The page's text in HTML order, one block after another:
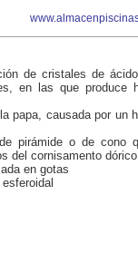
de cristales de
en las que produce
papa, causada por un
pirámide o de cono
del cornisamento dórico
en gotas